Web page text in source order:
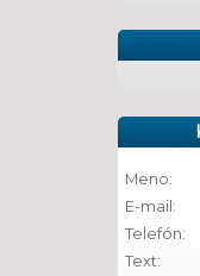
Meno:
E-mail:
Telefón:
Text: